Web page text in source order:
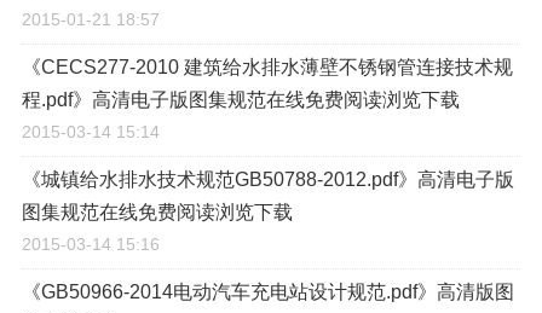
2015-01-21 18:57
《CECS277-2010 建筑给水排水薄壁不锈钢管连接技术规
程.pdf》高清电子版图集规范在线免费阅读浏览下载
2015-03-14 15:14
《城镇给水排水技术规范GB50788-2012.pdf》高清电子版
图集规范在线免费阅读浏览下载
2015-03-14 15:16
《GB50966-2014电动汽车充电站设计规范.pdf》高清版图